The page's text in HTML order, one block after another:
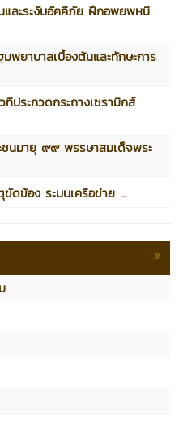
ละระงับอัคคีภัย ฝึกอพยพหนี
พยาบาลเบื้องต้นและทักษะการ
ประกวดกระถางเซรามิกส์
นมายุ ๙๙ พรรษาสมเด็จพระ
ดข้อง ระบบเครือข่าย ...